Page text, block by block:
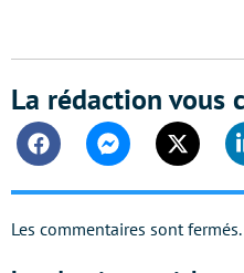
La rédaction vous
FacebookMessengerTwitter
Les commentaires sont fermés.